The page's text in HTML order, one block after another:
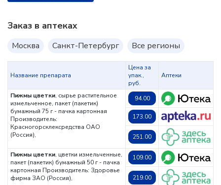
Заказ в аптеках
Москва Санкт-Петербург Все регионы
Название препарата
Цена за
упак.,
руб.
Аптеки
Пижмы цветки, сырье растительное
измельченное, пакет (пакетик)
бумажный 75 г - пачка картонная
Производитель:
Красногорсклексредства ОАО
(Россия),
94.00
173.00
251.00
Пижмы цветки, цветки измельченные,
пакет (пакетик) бумажный 50 г - пачка
картонная Производитель: Здоровье
фирма ЗАО (Россия),
109.00
219.00